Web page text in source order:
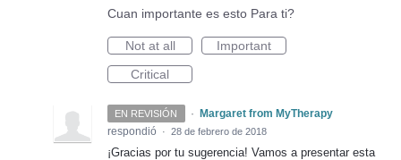
Cuan importante es esto Para ti?
Not at all
Important
Critical
EN REVISIÓN ·
Margaret from MyTherapy
respondió
· 28 de febrero de 2018
¡Gracias por tu sugerencia! Vamos a presentar esta